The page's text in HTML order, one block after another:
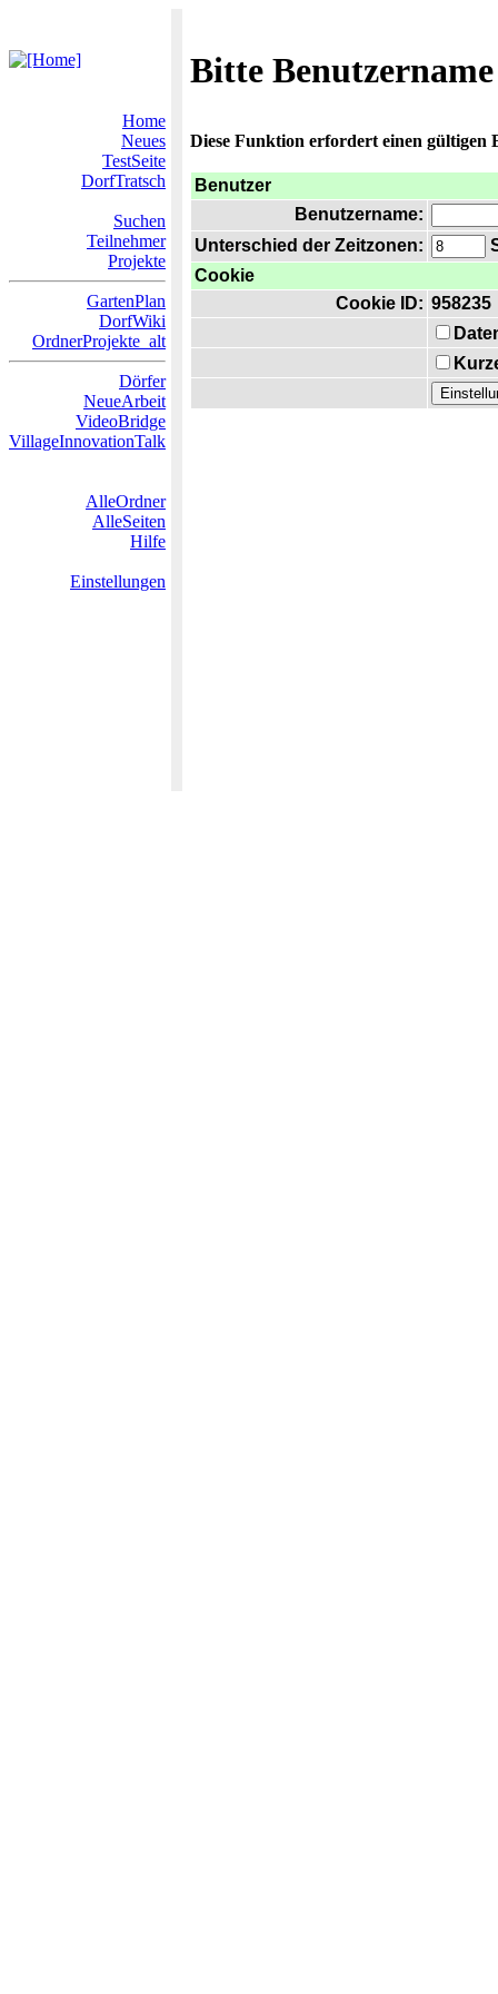
Bitte
Home
Neues
TestSeite
DorfTratsch
Suchen
Teilnehmer
Projekte
GartenPlan
DorfWiki
OrdnerProjekte_alt
Dörfer
NeueArbeit
VideoBridge
VillageInnovationTalk
AlleOrdner
AlleSeiten
Hilfe
Einstellungen
Diese Funktion erfordert einen gültigen
Benutzer
Benutzername:
Unterschied der Zeitzonen:
Cookie
Cookie ID: 958235